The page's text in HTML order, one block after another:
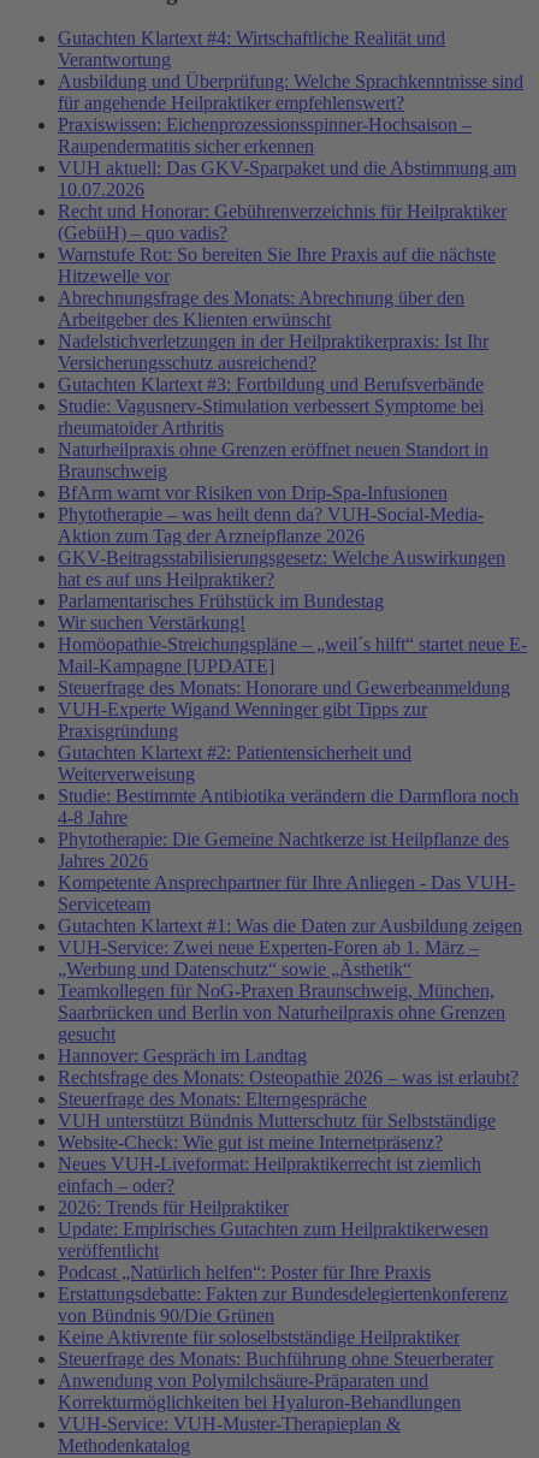
Gutachten Klartext #4: Wirtschaftliche Realität und
Verantwortung
Ausbildung und Überprüfung: Welche Sprachkenntnisse sind
für angehende Heilpraktiker empfehlenswert?
Praxiswissen: Eichenprozessionsspinner-Hochsaison –
Raupendermatitis sicher erkennen
VUH aktuell: Das GKV-Sparpaket und die Abstimmung am
10.07.2026
Recht und Honorar: Gebührenverzeichnis für Heilpraktiker
(GebüH) – quo vadis?
Warnstufe Rot: So bereiten Sie Ihre Praxis auf die nächste
Hitzewelle vor
Abrechnungsfrage des Monats: Abrechnung über den
Arbeitgeber des Klienten erwünscht
Nadelstichverletzungen in der Heilpraktikerpraxis: Ist Ihr
Versicherungsschutz ausreichend?
Gutachten Klartext #3: Fortbildung und Berufsverbände
Studie: Vagusnerv-Stimulation verbessert Symptome bei
rheumatoider Arthritis
Naturheilpraxis ohne Grenzen eröffnet neuen Standort in
Braunschweig
BfArm warnt vor Risiken von Drip-Spa-Infusionen
Phytotherapie – was heilt denn da? VUH-Social-Media-
Aktion zum Tag der Arzneipflanze 2026
GKV-Beitragsstabilisierungsgesetz: Welche Auswirkungen
hat es auf uns Heilpraktiker?
Parlamentarisches Frühstück im Bundestag
Wir suchen Verstärkung!
Homöopathie-Streichungspläne – „weil´s hilft“ startet neue E-
Mail-Kampagne [UPDATE]
Steuerfrage des Monats: Honorare und Gewerbeanmeldung
VUH-Experte Wigand Wenninger gibt Tipps zur
Praxisgründung
Gutachten Klartext #2: Patientensicherheit und
Weiterverweisung
Studie: Bestimmte Antibiotika verändern die Darmflora noch
4-8 Jahre
Phytotherapie: Die Gemeine Nachtkerze ist Heilpflanze des
Jahres 2026
Kompetente Ansprechpartner für Ihre Anliegen - Das VUH-
Serviceteam
Gutachten Klartext #1: Was die Daten zur Ausbildung zeigen
VUH-Service: Zwei neue Experten-Foren ab 1. März –
„Werbung und Datenschutz“ sowie „Ästhetik“
Teamkollegen für NoG-Praxen Braunschweig, München,
Saarbrücken und Berlin von Naturheilpraxis ohne Grenzen
gesucht
Hannover: Gespräch im Landtag
Rechtsfrage des Monats: Osteopathie 2026 – was ist erlaubt?
Steuerfrage des Monats: Elterngespräche
VUH unterstützt Bündnis Mutterschutz für Selbstständige
Website-Check: Wie gut ist meine Internetpräsenz?
Neues VUH-Liveformat: Heilpraktikerrecht ist ziemlich
einfach – oder?
2026: Trends für Heilpraktiker
Update: Empirisches Gutachten zum Heilpraktikerwesen
veröffentlicht
Podcast „Natürlich helfen“: Poster für Ihre Praxis
Erstattungsdebatte: Fakten zur Bundesdelegiertenkonferenz
von Bündnis 90/Die Grünen
Keine Aktivrente für soloselbstständige Heilpraktiker
Steuerfrage des Monats: Buchführung ohne Steuerberater
Anwendung von Polymilchsäure-Präparaten und
Korrekturmöglichkeiten bei Hyaluron-Behandlungen
VUH-Service: VUH-Muster-Therapieplan &
Methodenkatalog